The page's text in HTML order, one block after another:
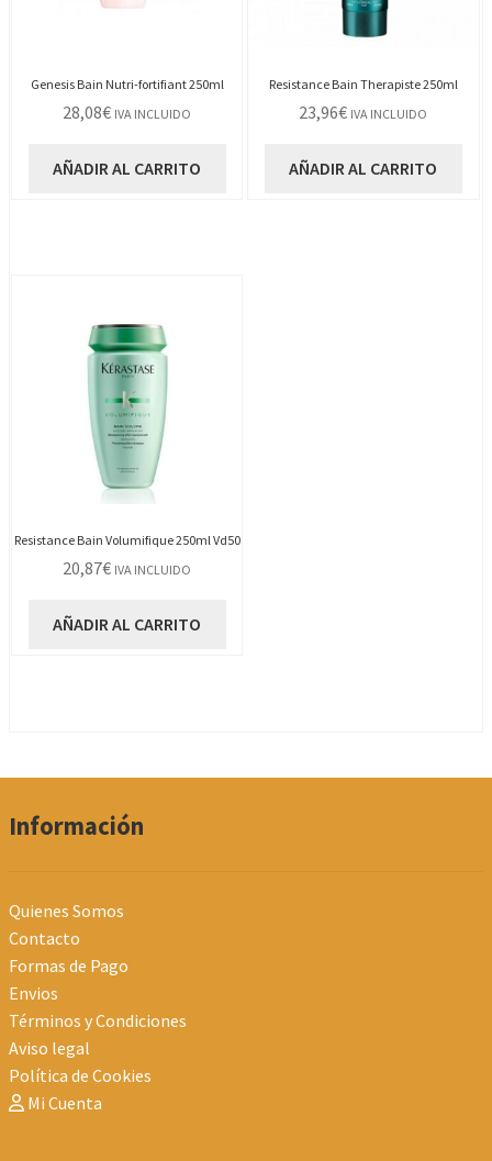
Genesis Bain Nutri-fortifiant 250ml
28,08€ IVA INCLUIDO
AÑADIR AL CARRITO
Resistance Bain Therapiste 250ml
23,96€ IVA INCLUIDO
AÑADIR AL CARRITO
Resistance Bain Volumifique 250ml Vd50
20,87€ IVA INCLUIDO
AÑADIR AL CARRITO
Información
Quienes Somos
Contacto
Formas de Pago
Envios
Términos y Condiciones
Aviso legal
Política de Cookies
Mi Cuenta